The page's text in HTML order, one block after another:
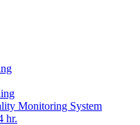
Monitoring System
hr.